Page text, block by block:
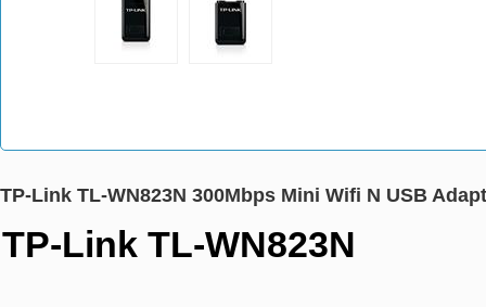
TP-Link TL-WN823N 300Mbps Mini Wifi N USB
TP-Link TL-WN823N